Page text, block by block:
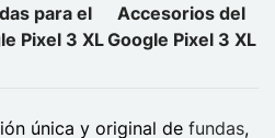
para el
Pixel 3 XL
Accesorios del
Google Pixel 3 XL
única y original de fundas,